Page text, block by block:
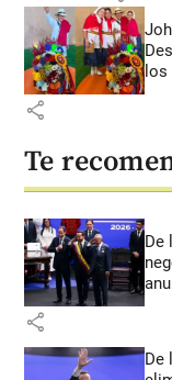
share
Te
De
share
De